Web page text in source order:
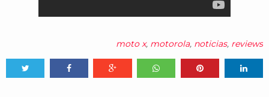
moto x, motorola, noticias, reviews